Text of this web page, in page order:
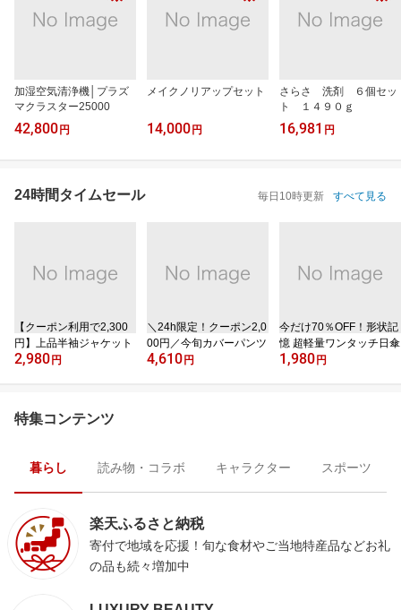
加湿空気清浄機│プラズ
マクラスター25000
42,800 円
メイクノリアップセット
14,000 円
さらさ 洗剤 ６個セッ
ト １４９０ｇ
16,981 円
24時間タイムセール 毎日10時更新 すべて見る
【クーポン利用で2,300
円】上品半袖ジャケット
2,980 円
＼24h限定！クーポン2,0
00円／今旬カバーパンツ
4,610 円
今だけ70％OFF！形状記
憶 超軽量ワンタッチ日傘
1,980 円
特集コンテンツ
暮らし 読み物・コラボ キャラクター スポーツ
楽天ふるさと納税
寄付で地域を応援！旬な食材やご当地特産品などお礼
の品も続々増加中